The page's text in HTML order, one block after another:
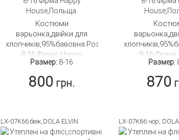
Костюми
варьонка,двійки для
хлопчиків,95%бавовна.Розмір
8-16.Фірма Happy
House,Польща.
Размер: 8-16
800 грн.
ПОДРОБНЕЕ
8-16.Фірма
Размер:
870
LX-07К66.беж,DOLA ELVIN LX-07К66.чор, DOLA